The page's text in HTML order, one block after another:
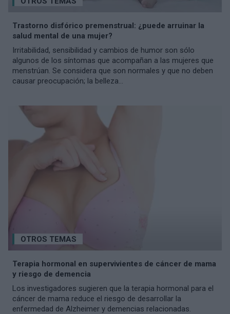
Trastorno disfórico premenstrual: ¿puede arruinar la
salud mental de una mujer?
Irritabilidad, sensibilidad y cambios de humor son sólo
algunos de los síntomas que acompañan a las mujeres que
menstrúan. Se considera que son normales y que no deben
causar preocupación; la belleza...
OTROS TEMAS
Terapia hormonal en supervivientes de cáncer de mama
y riesgo de demencia
Los investigadores sugieren que la terapia hormonal para el
cáncer de mama reduce el riesgo de desarrollar la
enfermedad de Alzheimer y demencias relacionadas.